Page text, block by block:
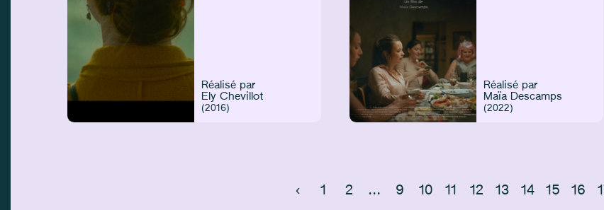
Réalisé par
Ely Chevillot
(2016)
Réalisé par
Maïa Descamps
(2022)
‹ 1 2 ... 9 10 11 12 13 14 15 16